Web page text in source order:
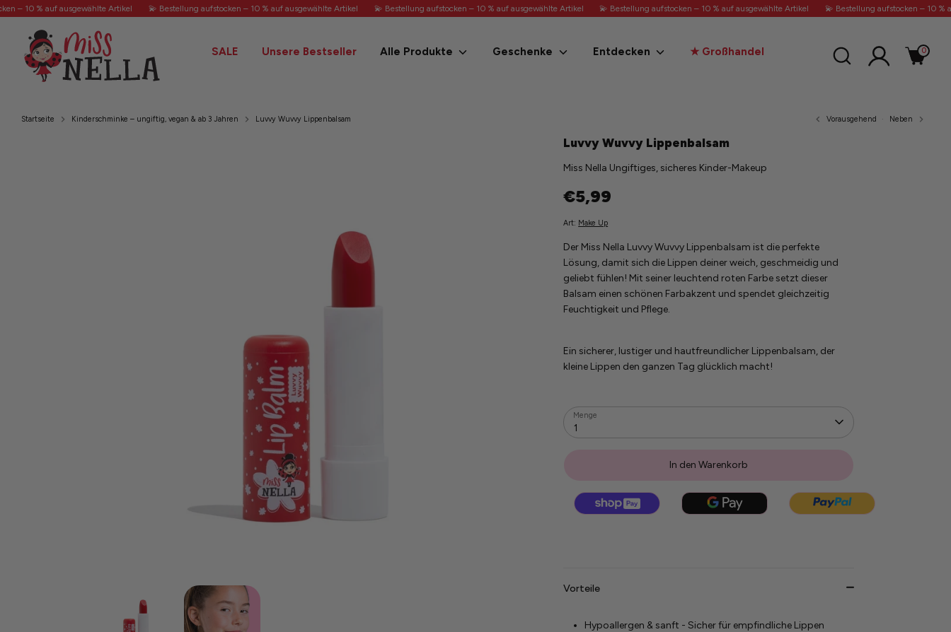
Direkt
– 10 % auf ausgewählte Artikel 💫 Bestellung aufstocken – 10 % auf ausgewählte Artikel 💫 Bestellung aufstocken – 10 % auf ausgewählte Artikel 💫 Bestellung aufstocken – 10 % auf ausgewählte Artikel 💫 Bestellung aufstocken – 10 %
SALE Unsere Bestseller Alle Produkte Geschenke Entdecken ★ Großhandel Suchen
Sie
0
Startseite Kinderschminke – ungiftig, vegan & ab 3 Jahren Luvvy Wuvvy Lippenbalsam Vorausgehend Neben
Luvvy Wuvvy Lippenbalsam
Miss Nella Ungiftiges, sicheres Kinder-Makeup
€5,99
Art: Make Up
Der Miss Nella Luvvy Wuvvy Lippenbalsam ist die perfekte
Lösung, damit sich die Lippen deiner weich, geschmeidig und
geliebt fühlen! Mit seiner leuchtend roten Farbe setzt dieser
Balsam einen schönen Farbakzent und spendet gleichzeitig
Feuchtigkeit und Pflege.
Ein sicherer, lustiger und hautfreundlicher Lippenbalsam, der
kleine Lippen den ganzen Tag glücklich macht!
Menge
1
In den Warenkorb
Vorteile
Hypoallergen & sanft - Sicher für empfindliche Lippen